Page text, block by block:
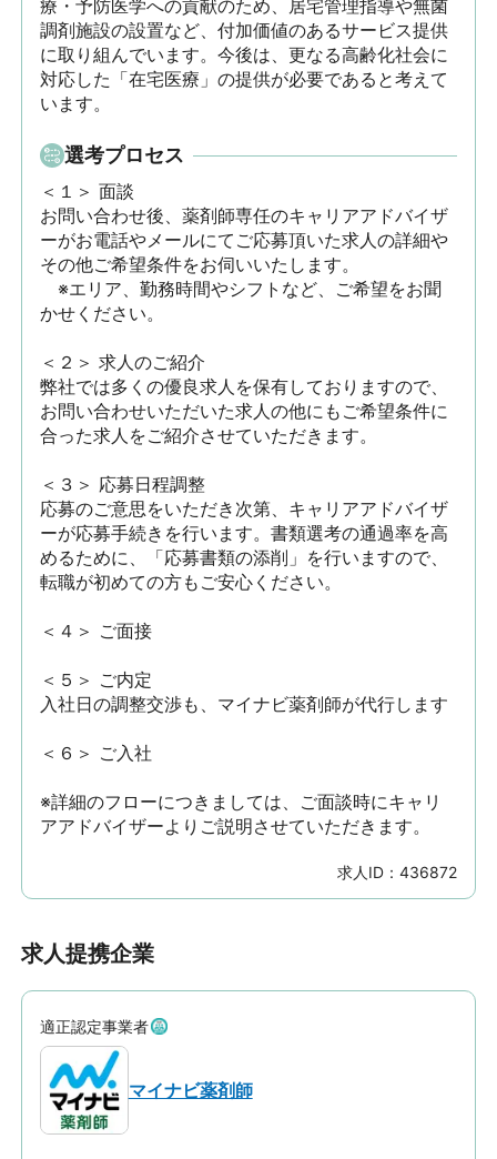
療・予防医学への貢献のため、居宅管理指導や無菌
調剤施設の設置など、付加価値のあるサービス提供
に取り組んでいます。今後は、更なる高齢化社会に
対応した「在宅医療」の提供が必要であると考えて
います。
選考プロセス
＜１＞ 面談
お問い合わせ後、薬剤師専任のキャリアアドバイザ
ーがお電話やメールにてご応募頂いた求人の詳細や
その他ご希望条件をお伺いいたします。
※エリア、勤務時間やシフトなど、ご希望をお聞
かせください。
＜２＞ 求人のご紹介
弊社では多くの優良求人を保有しておりますので、
お問い合わせいただいた求人の他にもご希望条件に
合った求人をご紹介させていただきます。
＜３＞ 応募日程調整
応募のご意思をいただき次第、キャリアアドバイザ
ーが応募手続きを行います。書類選考の通過率を高
めるために、「応募書類の添削」を行いますので、
転職が初めての方もご安心ください。
＜４＞ ご面接
＜５＞ ご内定
入社日の調整交渉も、マイナビ薬剤師が代行します
＜６＞ ご入社
※詳細のフローにつきましては、ご面談時にキャリ
アアドバイザーよりご説明させていただきます。
求人ID：436872
求人提携企業
適正認定事業者
マイナビ薬剤師